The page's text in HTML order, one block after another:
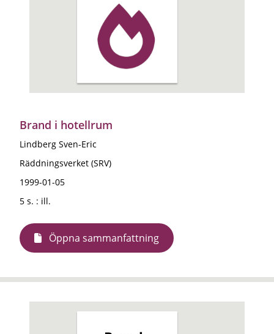
Brand i hotellrum
Lindberg Sven-Eric
Räddningsverket (SRV)
1999-01-05
5 s. : ill.
Öppna sammanfattning